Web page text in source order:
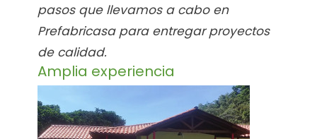
pasos que llevamos a cabo en
Prefabricasa para entregar proyectos
de calidad.
Amplia experiencia